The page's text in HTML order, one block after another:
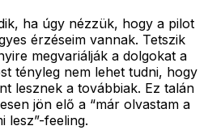
ha úgy nézzük, hogy a pilot
érzéseim vannak. Tetszik
megvariálják a dolgokat a
tényleg nem lehet tudni, hogy
lesznek a továbbiak. Ez talán
jön elő a “már olvastam a
lesz”-feeling.